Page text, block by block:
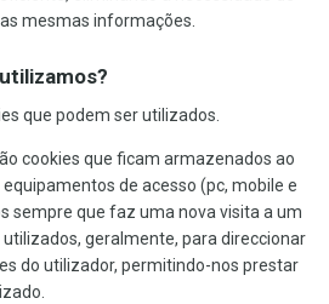
mesmas informações.
que podem ser utilizados.
cookies que ficam armazenados ao
de acesso (pc, mobile e
sempre que faz uma nova visita a um
geralmente, para direccionar
do utilizador, permitindo-nos prestar